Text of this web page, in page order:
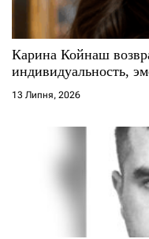
с
і
Карина Койнаш
индивидуальность,
13 Липня, 2026